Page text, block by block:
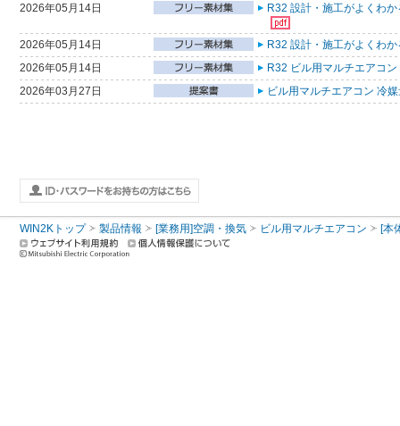
2026年05月14日
R32 設計・施工がよくわ
2026年05月14日
R32 設計・施工がよくわ
2026年05月14日
R32 ビル用マルチエアコ
2026年03月27日
ビル用マルチエアコン 冷
WIN2Kトップ 製品情報 [業務用]空調・換気 ビル用マルチエアコン [本